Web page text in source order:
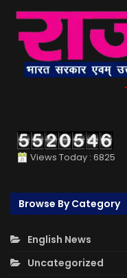
Views Today : 6825
Browse By Category
English News
Uncategorized